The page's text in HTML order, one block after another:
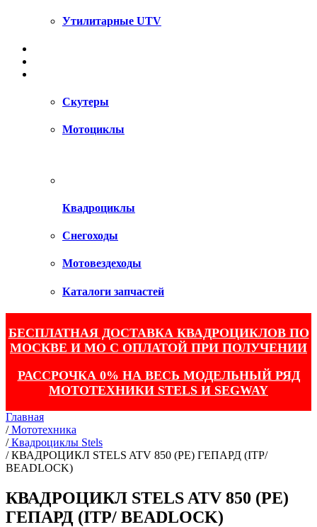
Утилитарные UTV
Скутеры
Мотоциклы
Квадроциклы
Снегоходы
Мотовездеходы
Каталоги запчастей
БЕСПЛАТНАЯ ДОСТАВКА КВАДРОЦИКЛОВ ПО
МОСКВЕ И МО С ОПЛАТОЙ ПРИ ПОЛУЧЕНИИ
РАССРОЧКА 0% НА ВЕСЬ МОДЕЛЬНЫЙ РЯД
МОТОТЕХНИКИ STELS И SEGWAY
Главная
/ Мототехника
/ Квадроциклы Stels
/КВАДРОЦИКЛ STELS ATV 850 (PE) ГЕПАРД (ITP/
BEADLOCK)
КВАДРОЦИКЛ STELS ATV 850 (PE)
ГЕПАРД (ITP/ BEADLOCK)